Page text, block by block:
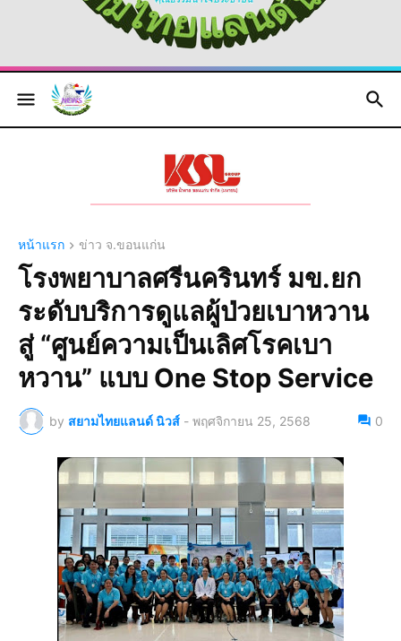
หน้าแรก ข่าว จ.ขอนแก่น
โรงพยาบาลศรีนครินทร์ มข.ยก
ระดับบริการดูแลผู้ป่วยเบาหวาน
สู่ “ศูนย์ความเป็นเลิศโรคเบา
หวาน” แบบ One Stop Service
by สยามไทยแลนด์ นิวส์ - พฤศจิกายน 25, 2568 0